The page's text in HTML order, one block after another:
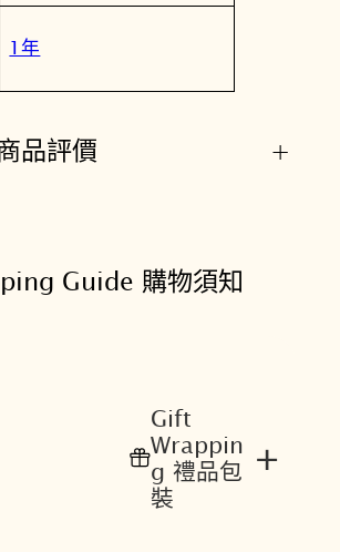
1年
品評價 +
Guide 購物須知
Gift
Wrappin
g 禮品包
裝
+